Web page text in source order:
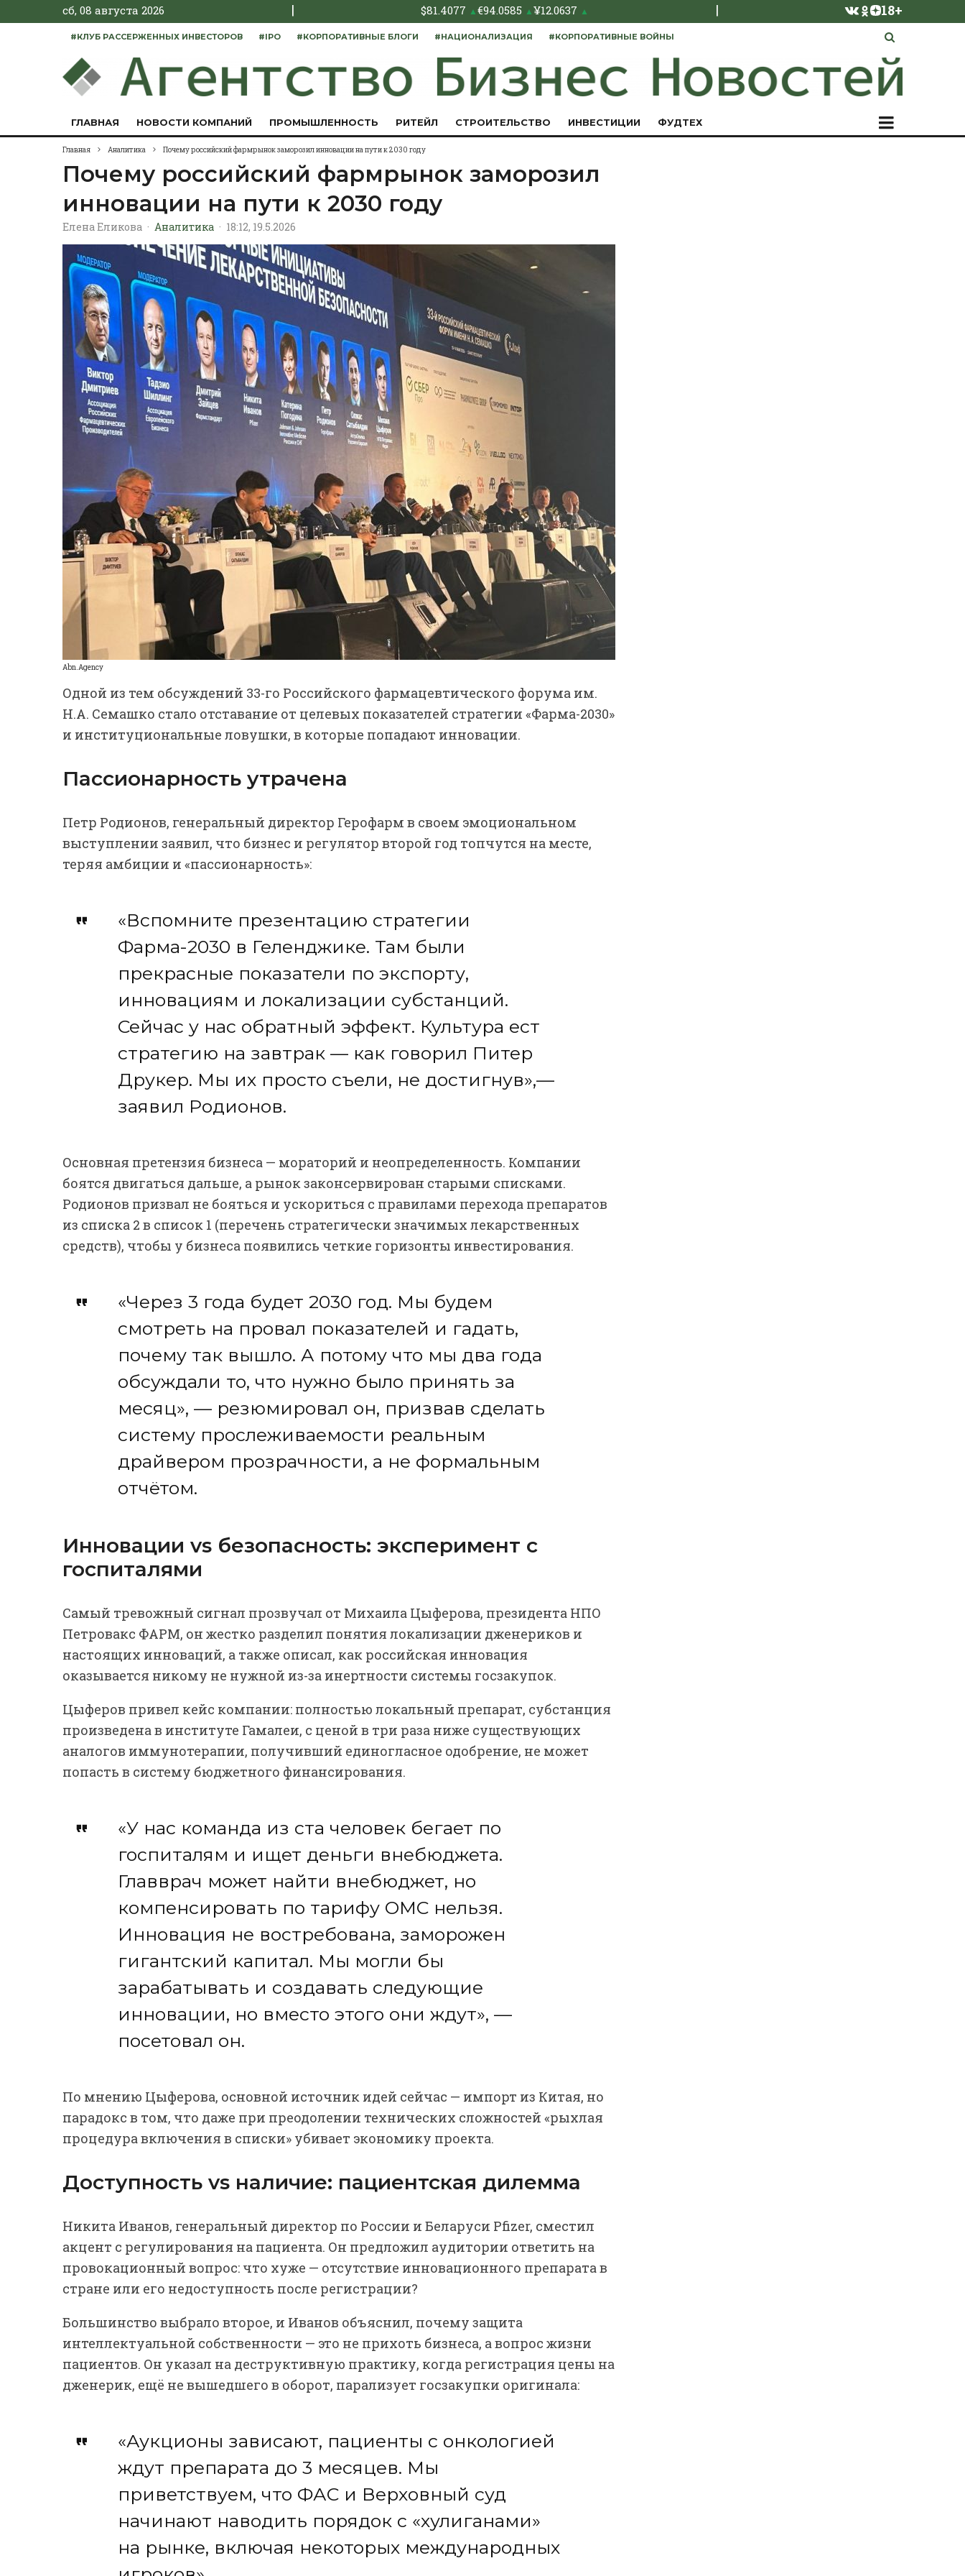
сб, 08 августа 2026 | $81.4077 ▲€94.0585 ▲¥12.0637 ▲ | 18+
#КЛУБ РАССЕРЖЕННЫХ ИНВЕСТОРОВ #IPO #КОРПОРАТИВНЫЕ БЛОГИ #НАЦИОНАЛИЗАЦИЯ #КОРПОРАТИВНЫЕ ВОЙНЫ
ГЛАВНАЯ НОВОСТИ КОМПАНИЙ ПРОМЫШЛЕННОСТЬ РИТЕЙЛ СТРОИТЕЛЬСТВО ИНВЕСТИЦИИ ФУДТЕХ
Главная Аналитика Почему российский фармрынок заморозил инновации на пути к 2030 году
Почему российский фармрынок заморозил
инновации на пути к 2030 году
Елена Еликова · Аналитика · 18:12, 19.5.2026
Abn.Agency
Одной из тем обсуждений 33-го Российского фармацевтического форума им.
Н.А. Семашко стало отставание от целевых показателей стратегии «Фарма-2030»
и институциональные ловушки, в которые попадают инновации.
Пассионарность утрачена
Петр Родионов, генеральный директор Герофарм в своем эмоциональном
выступлении заявил, что бизнес и регулятор второй год топчутся на месте,
теряя амбиции и «пассионарность»:
«Вспомните презентацию стратегии
Фарма-2030 в Геленджике. Там были
прекрасные показатели по экспорту,
инновациям и локализации субстанций.
Сейчас у нас обратный эффект. Культура ест
стратегию на завтрак — как говорил Питер
Друкер. Мы их просто съели, не достигнув»,—
заявил Родионов.
Основная претензия бизнеса — мораторий и неопределенность. Компании
боятся двигаться дальше, а рынок законсервирован старыми списками.
Родионов призвал не бояться и ускориться с правилами перехода препаратов
из списка 2 в список 1 (перечень стратегически значимых лекарственных
средств), чтобы у бизнеса появились четкие горизонты инвестирования.
«Через 3 года будет 2030 год. Мы будем
смотреть на провал показателей и гадать,
почему так вышло. А потому что мы два года
обсуждали то, что нужно было принять за
месяц», — резюмировал он, призвав сделать
систему прослеживаемости реальным
драйвером прозрачности, а не формальным
отчётом.
Инновации vs безопасность: эксперимент с
госпиталями
Самый тревожный сигнал прозвучал от Михаила Цыферова, президента НПО
Петровакс ФАРМ, он жестко разделил понятия локализации дженериков и
настоящих инноваций, а также описал, как российская инновация
оказывается никому не нужной из-за инертности системы госзакупок.
Цыферов привел кейс компании: полностью локальный препарат, субстанция
произведена в институте Гамалеи, с ценой в три раза ниже существующих
аналогов иммунотерапии, получивший единогласное одобрение, не может
попасть в систему бюджетного финансирования.
«У нас команда из ста человек бегает по
госпиталям и ищет деньги внебюджета.
Главврач может найти внебюджет, но
компенсировать по тарифу ОМС нельзя.
Инновация не востребована, заморожен
гигантский капитал. Мы могли бы
зарабатывать и создавать следующие
инновации, но вместо этого они ждут», —
посетовал он.
По мнению Цыферова, основной источник идей сейчас — импорт из Китая, но
парадокс в том, что даже при преодолении технических сложностей «рыхлая
процедура включения в списки» убивает экономику проекта.
Доступность vs наличие: пациентская дилемма
Никита Иванов, генеральный директор по России и Беларуси Pfizer, сместил
акцент с регулирования на пациента. Он предложил аудитории ответить на
провокационный вопрос: что хуже — отсутствие инновационного препарата в
стране или его недоступность после регистрации?
Большинство выбрало второе, и Иванов объяснил, почему защита
интеллектуальной собственности — это не прихоть бизнеса, а вопрос жизни
пациентов. Он указал на деструктивную практику, когда регистрация цены на
дженерик, ещё не вышедшего в оборот, парализует госзакупки оригинала:
«Аукционы зависают, пациенты с онкологией
ждут препарата до 3 месяцев. Мы
приветствуем, что ФАС и Верховный суд
начинают наводить порядок с «хулиганами»
на рынке, включая некоторых международных